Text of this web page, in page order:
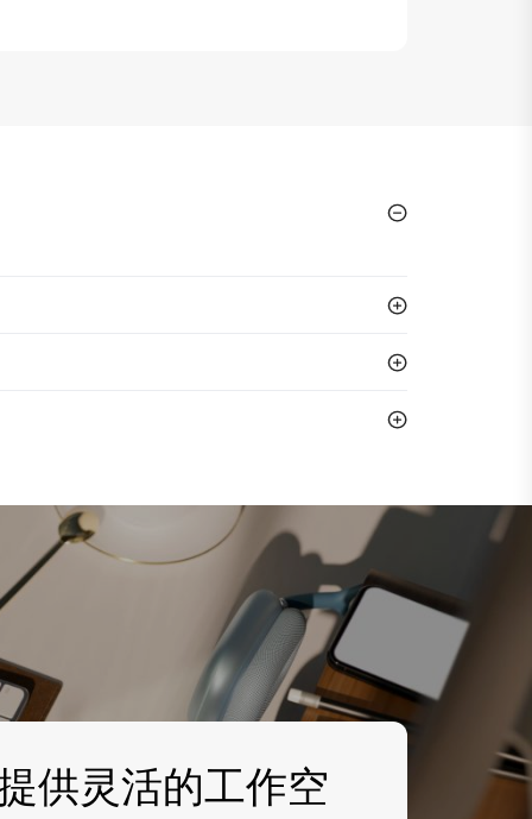
供灵活的工作空